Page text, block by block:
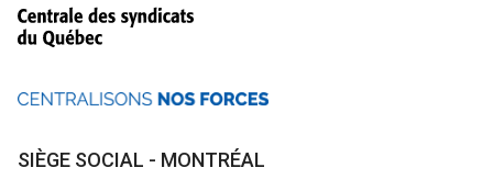
SIÈGE SOCIAL - MONTRÉAL